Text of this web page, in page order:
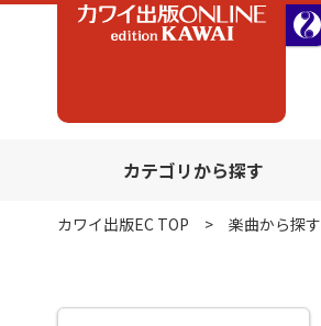
カテゴリから探す
カワイ出版EC TOP 楽曲から探す